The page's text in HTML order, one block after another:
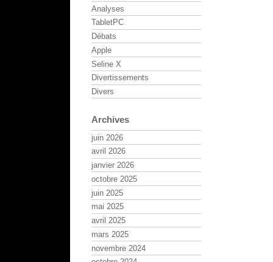
Analyses
TabletPC
Débats
Apple
Seline X
Divertissements
Divers
Archives
juin 2026
avril 2026
janvier 2026
octobre 2025
juin 2025
mai 2025
avril 2025
mars 2025
novembre 2024